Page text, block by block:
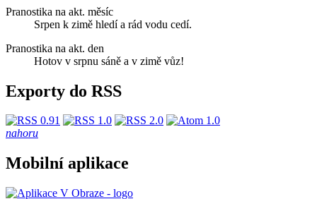
Pranostika na akt. měsíc
Srpen k zimě hledí a rád vodu cedí.
Pranostika na akt. den
Hotov v srpnu sáně a v zimě vůz!
Exporty do RSS
nahoru
Mobilní aplikace